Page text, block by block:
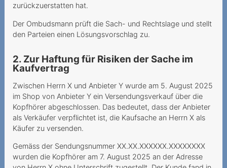
zurückzuerstatten hat.
Der Ombudsmann prüft die Sach- und Rechtslage und stellt
den Parteien einen Lösungsvorschlag zu.
2. Zur Haftung für Risiken der Sache im
Kaufvertrag
Zwischen Herrn X und Anbieter Y wurde am 5. August 2025
im Shop von Anbieter Y ein Versendungsverkauf über die
Kopfhörer abgeschlossen. Das bedeutet, dass der Anbieter
als Verkäufer verpflichtet ist, die Kaufsache an Herrn X als
Käufer zu versenden.
Gemäss der Sendungsnummer XX.XX.XXXXXX.XXXXXXXX
wurden die Kopfhörer am 7. August 2025 an der Adresse
Nummerportierung - leeres
Versprechen?
Teure Anrufe an 0900-
von Daten für
Marketingzwecke
Unlimitierte Daten mit
gedrosselter
Versteckte Zusatzkosten